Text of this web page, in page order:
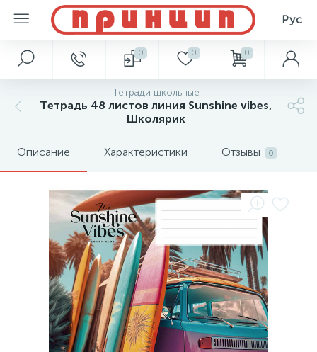
Рус
0 0 0
Тетради школьные
Тетрадь 48 листов линия Sunshine vibes,
Школярик
Описание Характеристики Отзывы 0